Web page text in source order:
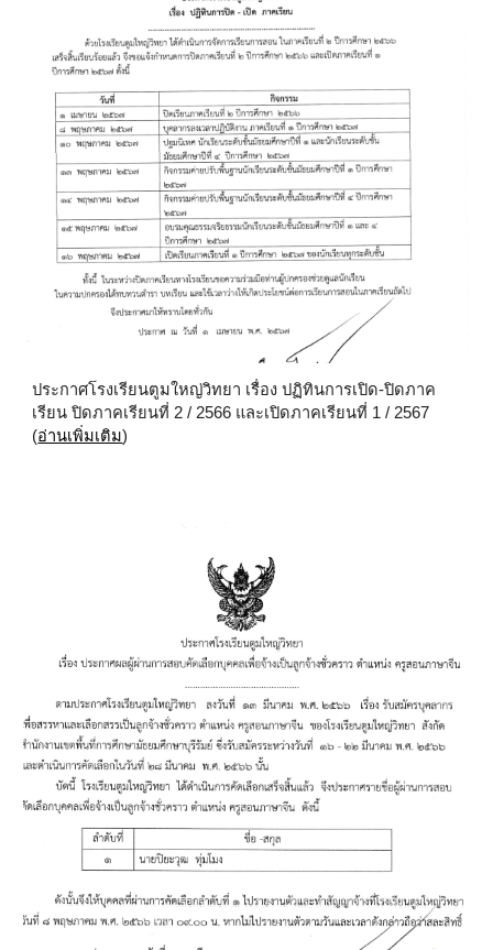
ประกาศโรงเรียนตูมใหญ่วิทยา เรื่องปฏิทินการเปิด-ปิดภาค
เรียน ปิดภาคเรียนที่ 2 / 2566 และเปิดภาคเรียนที่ 1 / 2567
(อ่านเพิ่มเติม)